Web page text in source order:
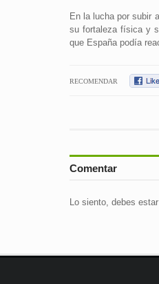
En la lucha por subir
su fortaleza física y
que España podía
RECOMENDAR
Comentar
Lo siento, debes estar